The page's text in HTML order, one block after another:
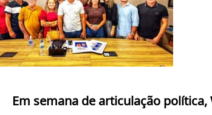
Em semana de articulação política,